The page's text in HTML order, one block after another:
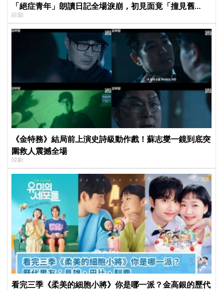
「絕症青年」朗讀日記全場淚崩，初見面竟「撞見舊
識」！
綜藝
《金特務》結局前上演史詩級動作戲！蘇志燮一鏡到底突
圍救人震撼全場
韓劇
看完三季《柔美的細胞小將》你是哪一派？金高銀的歷代